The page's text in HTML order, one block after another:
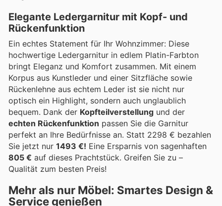
Elegante Ledergarnitur mit Kopf- und
Rückenfunktion
Ein echtes Statement für Ihr Wohnzimmer: Diese
hochwertige Ledergarnitur in edlem Platin-Farbton
bringt Eleganz und Komfort zusammen. Mit einem
Korpus aus Kunstleder und einer Sitzfläche sowie
Rückenlehne aus echtem Leder ist sie nicht nur
optisch ein Highlight, sondern auch unglaublich
bequem. Dank der Kopfteilverstellung und der
echten Rückenfunktion passen Sie die Garnitur
perfekt an Ihre Bedürfnisse an. Statt 2298 € bezahlen
Sie jetzt nur 1493 €! Eine Ersparnis von sagenhaften
805 € auf dieses Prachtstück. Greifen Sie zu –
Qualität zum besten Preis!
Mehr als nur Möbel: Smartes Design &
Service genießen